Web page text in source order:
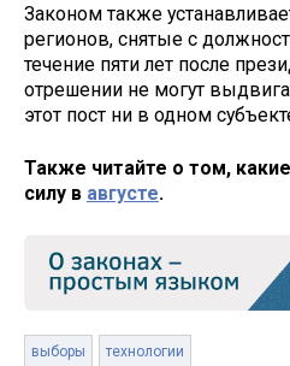
Законом также
регионов, снятые с
течение пяти лет после
отрешении не могут
этот пост ни в одном
Также читайте о том,
силу в августе.
выборы технологии